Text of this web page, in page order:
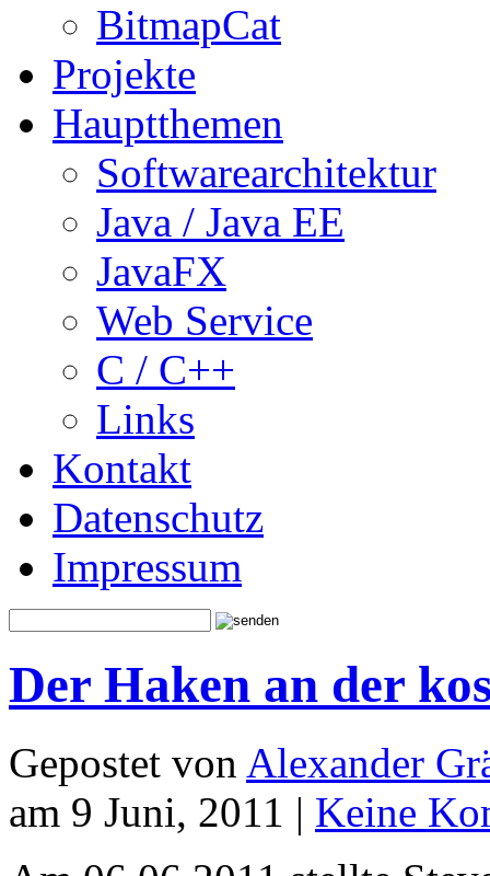
BitmapCat
Projekte
Hauptthemen
Softwarearchitektur
Java / Java EE
JavaFX
Web Service
C / C++
Links
Kontakt
Datenschutz
Impressum
Der Haken an der
Gepostet von Alexander
am 9 Juni, 2011 | Keine